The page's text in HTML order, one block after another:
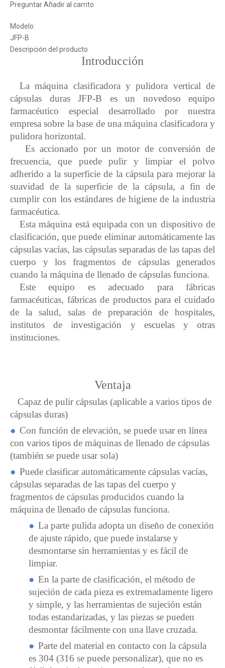
PreguntarAñadir al carrito
Modelo:
JFP-B
Descripción del producto
Introducción
La máquina clasificadora y pulidora vertical de
cápsulas duras JFP-B es un novedoso equipo
farmacéutico especial desarrollado por nuestra
empresa sobre la base de una máquina clasificadora y
pulidora horizontal.
Es accionado por un motor de conversión de
frecuencia, que puede pulir y limpiar el polvo
adherido a la superficie de la cápsula para mejorar la
suavidad de la superficie de la cápsula, a fin de
cumplir con los estándares de higiene de la industria
farmacéutica.
Esta máquina está equipada con un dispositivo de
clasificación, que puede eliminar automáticamente las
cápsulas vacías, las cápsulas separadas de las tapas del
cuerpo y los fragmentos de cápsulas generados
cuando la máquina de llenado de cápsulas funciona.
Este equipo es adecuado para fábricas
farmacéuticas, fábricas de productos para el cuidado
de la salud, salas de preparación de hospitales,
institutos de investigación y escuelas y otras
instituciones.
Ventaja
Capaz de pulir cápsulas (aplicable a varios tipos de
cápsulas duras)
● Con función de elevación, se puede usar en línea
con varios tipos de máquinas de llenado de cápsulas
(también se puede usar sola)
● Puede clasificar automáticamente cápsulas vacías,
cápsulas separadas de las tapas del cuerpo y
fragmentos de cápsulas producidos cuando la
máquina de llenado de cápsulas funciona.
● La parte pulida adopta un diseño de conexión
de ajuste rápido, que puede instalarse y
desmontarse sin herramientas y es fácil de
limpiar.
● En la parte de clasificación, el método de
sujeción de cada pieza es extremadamente ligero
y simple, y las herramientas de sujeción están
todas estandarizadas, y las piezas se pueden
desmontar fácilmente con una llave cruzada.
● Parte del material en contacto con la cápsula
es 304 (316 se puede personalizar), que no es